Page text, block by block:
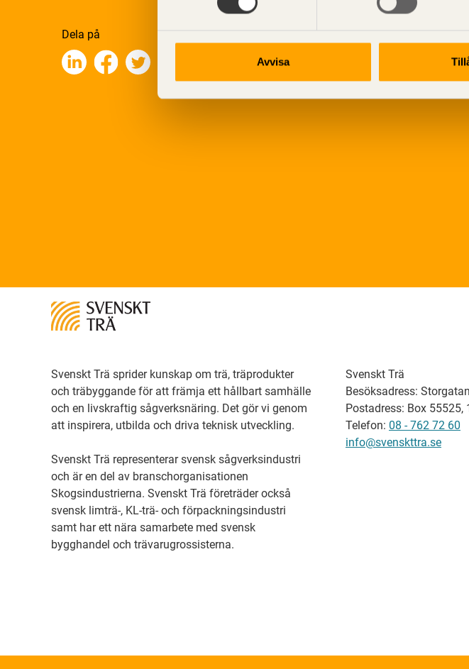
Avvisa
Dela på
Svenskt Trä sprider kunskap om trä, träprodukter
och träbyggande för att främja ett hållbart samhälle
och en livskraftig sågverksnäring. Det gör vi genom
att inspirera, utbilda och driva teknisk utveckling.
Svenskt Trä representerar svensk sågverksindustri
och är en del av branschorganisationen
Skogsindustrierna. Svenskt Trä företräder också
svensk limträ-, KL-trä- och förpackningsindustri
samt har ett nära samarbete med svensk
bygghandel och trävarugrossisterna.
Svenskt Trä
Besöksadress:
Postadress: Box
Telefon: 08 - 762 72 60
info@svenskttra.se